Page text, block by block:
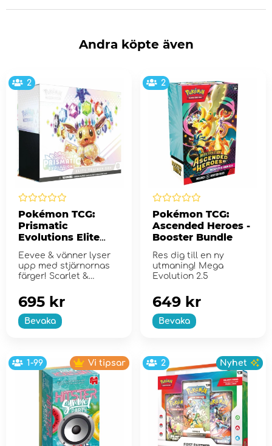
Andra köpte även
2
Pokémon TCG:
Prismatic
Evolutions Elite
Eevee & vänner lyser
upp med stjärnornas
färger! Scarlet &
Bevaka
695 kr
2
Pokémon TCG:
Ascended Heroes -
Booster Bundle
Res dig till en ny
utmaning! Mega
Evolution 2.5
Bevaka
649 kr
1-99 Vi tipsar 2 Nyhet